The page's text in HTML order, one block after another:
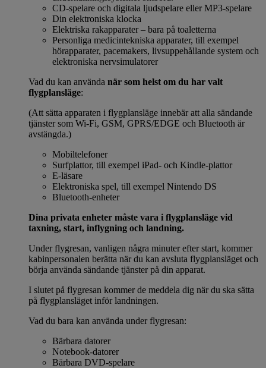
CD-spelare och digitala ljudspelare eller MP3-spelare
Din elektroniska klocka
Elektriska rakapparater – bara på toaletterna
Personliga medicintekniska apparater, till exempel
hörapparater, pacemakers, livsuppehållande system och
elektroniska nervsimulatorer
Vad du kan använda när som helst om du har valt
flygplansläge:
(Att sätta apparaten i flygplansläge innebär att alla sändande
tjänster som Wi-Fi, GSM, GPRS/EDGE och Bluetooth är
avstängda.)
Mobiltelefoner
Surfplattor, till exempel iPad- och Kindle-plattor
E-läsare
Elektroniska spel, till exempel Nintendo DS
Bluetooth-enheter
Dina privata enheter måste vara i flygplansläge vid
taxning, start, inflygning och landning.
Under flygresan, vanligen några minuter efter start, kommer
kabinpersonalen berätta när du kan avsluta flygplansläget och
börja använda sändande tjänster på din apparat.
I slutet på flygresan kommer de meddela dig när du ska sätta
på flygplansläget inför landningen.
Vad du bara kan använda under flygresan:
Bärbara datorer
Notebook-datorer
Bärbara DVD-spelare